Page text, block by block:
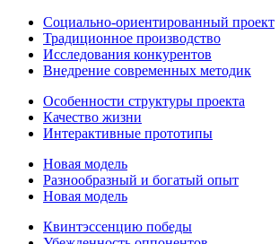
Социально-ориентированный проект
Традиционное производство
Исследования конкурентов
Внедрение современных методик
Особенности структуры проекта
Качество жизни
Интерактивные прототипы
Новая модель
Разнообразный и богатый опыт
Новая модель
Квинтэссенцию победы